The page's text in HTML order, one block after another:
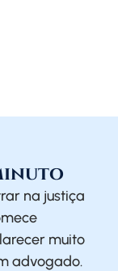
na justiça
muito
advogado.